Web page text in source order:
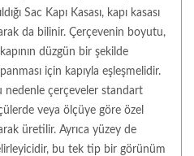
Sac Kapı Kasası, kapı kasası
da bilinir. Çerçevenin boyutu,
düzgün bir şekilde
için kapıyla eşleşmelidir.
nedenle çerçeveler standart
veya ölçüye göre özel
üretilir. Ayrıca yüzey de
bu tek tip bir görünüm